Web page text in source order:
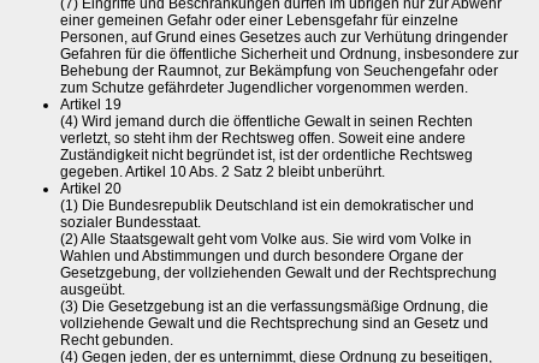
(7) Eingriffe und Beschränkungen dürfen im übrigen nur zur Abwehr
einer gemeinen Gefahr oder einer Lebensgefahr für einzelne
Personen, auf Grund eines Gesetzes auch zur Verhütung dringender
Gefahren für die öffentliche Sicherheit und Ordnung, insbesondere zur
Behebung der Raumnot, zur Bekämpfung von Seuchengefahr oder
zum Schutze gefährdeter Jugendlicher vorgenommen werden.
Artikel 19
(4) Wird jemand durch die öffentliche Gewalt in seinen Rechten
verletzt, so steht ihm der Rechtsweg offen. Soweit eine andere
Zuständigkeit nicht begründet ist, ist der ordentliche Rechtsweg
gegeben. Artikel 10 Abs. 2 Satz 2 bleibt unberührt.
Artikel 20
(1) Die Bundesrepublik Deutschland ist ein demokratischer und
sozialer Bundesstaat.
(2) Alle Staatsgewalt geht vom Volke aus. Sie wird vom Volke in
Wahlen und Abstimmungen und durch besondere Organe der
Gesetzgebung, der vollziehenden Gewalt und der Rechtsprechung
ausgeübt.
(3) Die Gesetzgebung ist an die verfassungsmäßige Ordnung, die
vollziehende Gewalt und die Rechtsprechung sind an Gesetz und
Recht gebunden.
(4) Gegen jeden, der es unternimmt, diese Ordnung zu beseitigen,